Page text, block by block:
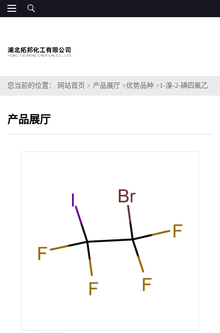
您当前的位置： 网站首页 > 产品展厅 >优势品种 >1-溴-2-碘四氟乙
产品展厅